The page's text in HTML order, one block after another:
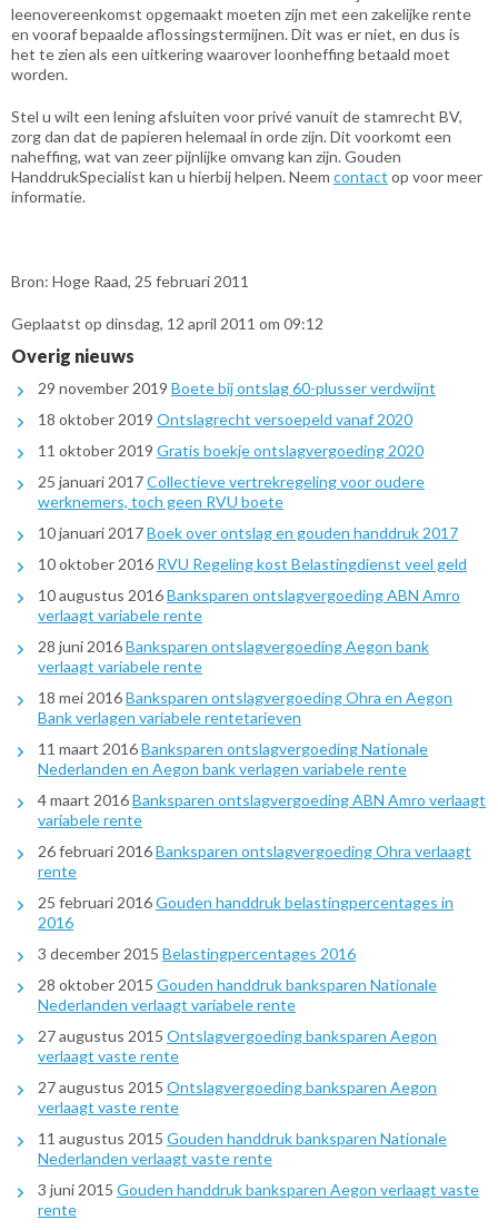
leenovereenkomst opgemaakt moeten zijn met een zakelijke rente
en vooraf bepaalde aflossingstermijnen. Dit was er niet, en dus is
het te zien als een uitkering waarover loonheffing betaald moet
worden.
Stel u wilt een lening afsluiten voor privé vanuit de stamrecht BV,
zorg dan dat de papieren helemaal in orde zijn. Dit voorkomt een
naheffing, wat van zeer pijnlijke omvang kan zijn. Gouden
HanddrukSpecialist kan u hierbij helpen. Neem contact op voor meer
informatie.
Bron: Hoge Raad, 25 februari 2011
Geplaatst op dinsdag, 12 april 2011 om 09:12
Overig nieuws
29 november 2019 Boete bij ontslag 60-plusser verdwijnt
18 oktober 2019 Ontslagrecht versoepeld vanaf 2020
11 oktober 2019 Gratis boekje ontslagvergoeding 2020
25 januari 2017Collectieve vertrekregeling voor oudere
werknemers, toch geen RVU boete
10 januari 2017Boek over ontslag en gouden handdruk 2017
10 oktober 2016 RVU Regeling kost Belastingdienst veel geld
10 augustus 2016Banksparen ontslagvergoeding ABN Amro
verlaagt variabele rente
28 juni 2016Banksparen ontslagvergoeding Aegon bank
verlaagt variabele rente
18 mei 2016Banksparen ontslagvergoeding Ohra en Aegon
Bank verlagen variabele rentetarieven
11 maart 2016Banksparen ontslagvergoeding Nationale
Nederlanden en Aegon bank verlagen variabele rente
4 maart 2016Banksparen ontslagvergoeding ABN Amro verlaagt
variabele rente
26 februari 2016Banksparen ontslagvergoeding Ohra verlaagt
rente
25 februari 2016Gouden handdruk belastingpercentages in
2016
3 december 2015 Belastingpercentages 2016
28 oktober 2015 Gouden handdruk banksparen Nationale
Nederlanden verlaagt variabele rente
27 augustus 2015 Ontslagvergoeding banksparen Aegon
verlaagt vaste rente
27 augustus 2015 Ontslagvergoeding banksparen Aegon
verlaagt vaste rente
11 augustus 2015 Gouden handdruk banksparen Nationale
Nederlanden verlaagt vaste rente
3 juni 2015 Gouden handdruk banksparen Aegon verlaagt vaste
rente